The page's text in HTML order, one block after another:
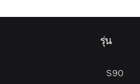
รุ่น
S90